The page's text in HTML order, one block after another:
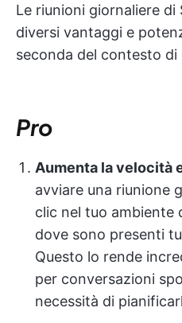
Le riunioni giornaliere di
diversi vantaggi e
seconda del contesto di
Pro
Aumenta la velocità
avviare una riunione
clic nel tuo ambiente
dove sono presenti
Questo lo rende
per conversazioni
necessità di